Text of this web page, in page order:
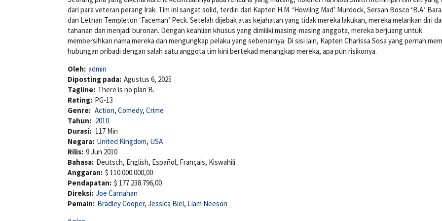
dari para veteran perang Irak. Tim ini sangat solid, terdiri dari Kapten H.M. ‘Howling Mad’ Murdock, Sersan Bosco ‘B.A.’
dan Letnan Templeton ‘Faceman’ Peck. Setelah dijebak atas kejahatan yang tidak mereka lakukan, mereka melarikan diri
tahanan dan menjadi buronan. Dengan keahlian khusus yang dimiliki masing-masing anggota, mereka berjuang untuk
membersihkan nama mereka dan mengungkap pelaku yang sebenarnya. Di sisi lain, Kapten Charissa Sosa yang pernah
hubungan pribadi dengan salah satu anggota tim kini bertekad menangkap mereka, apa pun risikonya.
Oleh: admin
Diposting pada: Agustus 6, 2025
Tagline: There is no plan B.
Rating: PG-13
Genre: Action, Comedy, Crime
Tahun: 2010
Durasi: 117 Min
Negara: United Kingdom, USA
Rilis: 9 Jun 2010
Bahasa: Deutsch, English, Español, Français, Kiswahili
Anggaran: $ 110.000.000,00
Pendapatan: $ 177.238.796,00
Direksi: Joe Carnahan
Pemain: Bradley Cooper, Jessica Biel, Liam Neeson